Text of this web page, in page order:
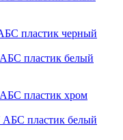
пластик черный
пластик белый
пластик хром
пластик белый